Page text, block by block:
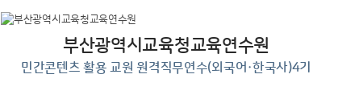
부산광역시교육청교육연수원
민간콘텐츠 활용 교원 원격직무연수(외국어·한국사)4기